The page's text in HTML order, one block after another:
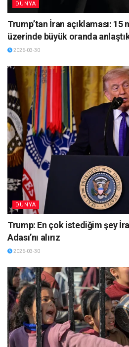
DÜNYA
Trump’tan İran açıklaması: 15
üzerinde büyük oranda
2026-03-30
DÜNYA
Trump: En çok istediğim şey
Adası’nı alırız
2026-03-30